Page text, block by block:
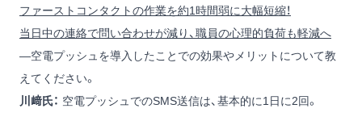
ファーストコンタクトの作業を約1時間弱に大幅短縮！
当日中の連絡で問い合わせが減り、職員の心理的負荷も軽減へ
―空電プッシュを導入したことでの効果やメリットについて教
えてください。
川﨑氏： 空電プッシュでのSMS送信は、基本的に1日に2回。